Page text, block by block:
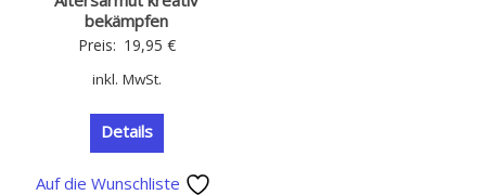
bekämpfen
Preis: 19,95 €
inkl. MwSt.
Details
Auf die Wunschliste